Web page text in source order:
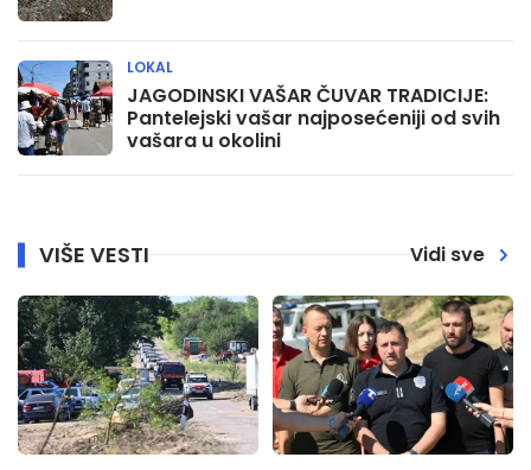
JAGODINSKI VAŠAR ČUVAR TRADICIJE:
Pantelejski vašar najposećeniji od svih
vašara u okolini
LOKAL
VIŠE VESTI Vidi sve